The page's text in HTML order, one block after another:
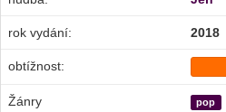
rok vydání: 2018
obtížnost:
Žánry pop